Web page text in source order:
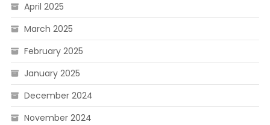
April 2025
March 2025
February 2025
January 2025
December 2024
November 2024